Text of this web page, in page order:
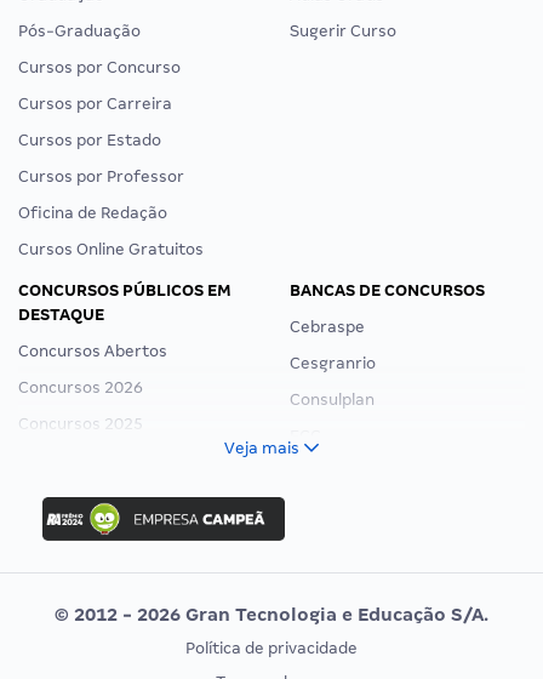
Pós-Graduação
Cursos por Concurso
Cursos por Carreira
Cursos por Estado
Cursos por Professor
Oficina de Redação
Cursos Online Gratuitos
Sugerir Curso
CONCURSOS PÚBLICOS EM
DESTAQUE
Concursos Abertos
Concursos 2026
Concursos 2025
Concurso Ibama
Concurso MPU
Editais publicados
BANCAS DE CONCURSOS
Cebraspe
Cesgranrio
Consulplan
Vunesp
CONCURSOS POR PROFISSÃO EXAME DE ORDEM
Veja mais
© 2012 - 2026 Gran Tecnologia e Educação S/A.
Política de privacidade